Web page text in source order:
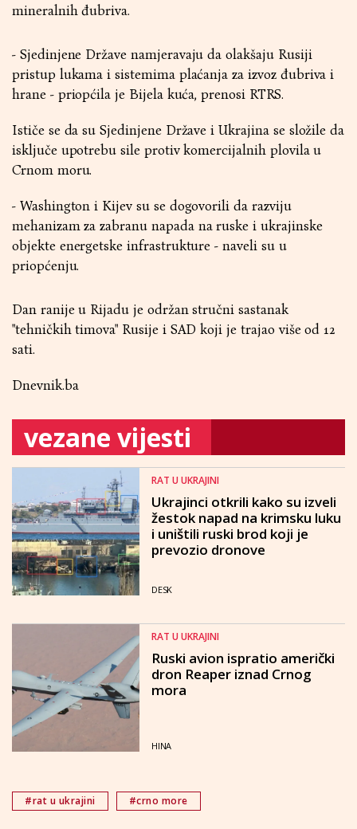
mineralnih đubriva.
- Sjedinjene Države namjeravaju da olakšaju Rusiji
pristup lukama i sistemima plaćanja za izvoz đubriva i
hrane - priopćila je Bijela kuća, prenosi RTRS.
Ističe se da su Sjedinjene Države i Ukrajina se složile da
isključe upotrebu sile protiv komercijalnih plovila u
Crnom moru.
- Washington i Kijev su se dogovorili da razviju
mehanizam za zabranu napada na ruske i ukrajinske
objekte energetske infrastrukture - naveli su u
priopćenju.
Dan ranije u Rijadu je održan stručni sastanak
"tehničkih timova" Rusije i SAD koji je trajao više od 12
sati.
Dnevnik.ba
vezane vijesti
RAT U UKRAJINI
Ukrajinci otkrili kako su izveli
žestok napad na krimsku luku
i uništili ruski brod koji je
prevozio dronove
DESK
RAT U UKRAJINI
Ruski avion ispratio američki
dron Reaper iznad Crnog
mora
HINA
#rat u ukrajini #crno more